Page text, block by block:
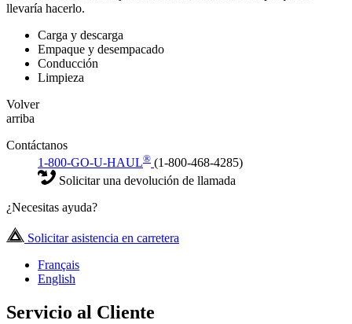
llevaría hacerlo.
Carga y descarga
Empaque y desempacado
Conducción
Limpieza
Volver
arriba
Contáctanos
1-800-GO-U-HAUL® (1-800-468-4285)
Solicitar una devolución de llamada
¿Necesitas ayuda?
Solicitar asistencia en carretera
Français
English
Servicio al Cliente